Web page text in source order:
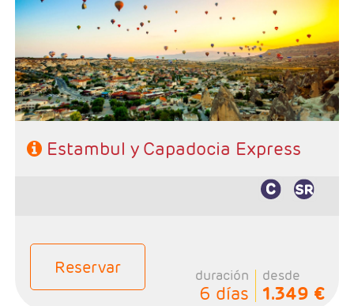
Ruta; 3n Estambul y 2n Capadocia
Régimen: AD Estambul y PC en Cpadocia
Hoteles: Primera, Primera Superior, Semilujo y Lujo
Estambul y Capadocia Express
Reservar duración
6 días
desde
1.349 €